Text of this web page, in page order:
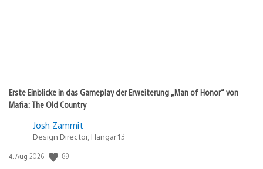
Erste Einblicke in das Gameplay der Erweiterung „Man of Honor“ von
Mafia: The Old Country
Josh Zammit
Design Director, Hangar 13
Veröffentlichungsdatum:
4. Aug 2026 89